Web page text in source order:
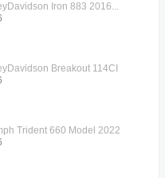
Iron 883 2016...
Breakout 114CI
Trident 660 Model 2022